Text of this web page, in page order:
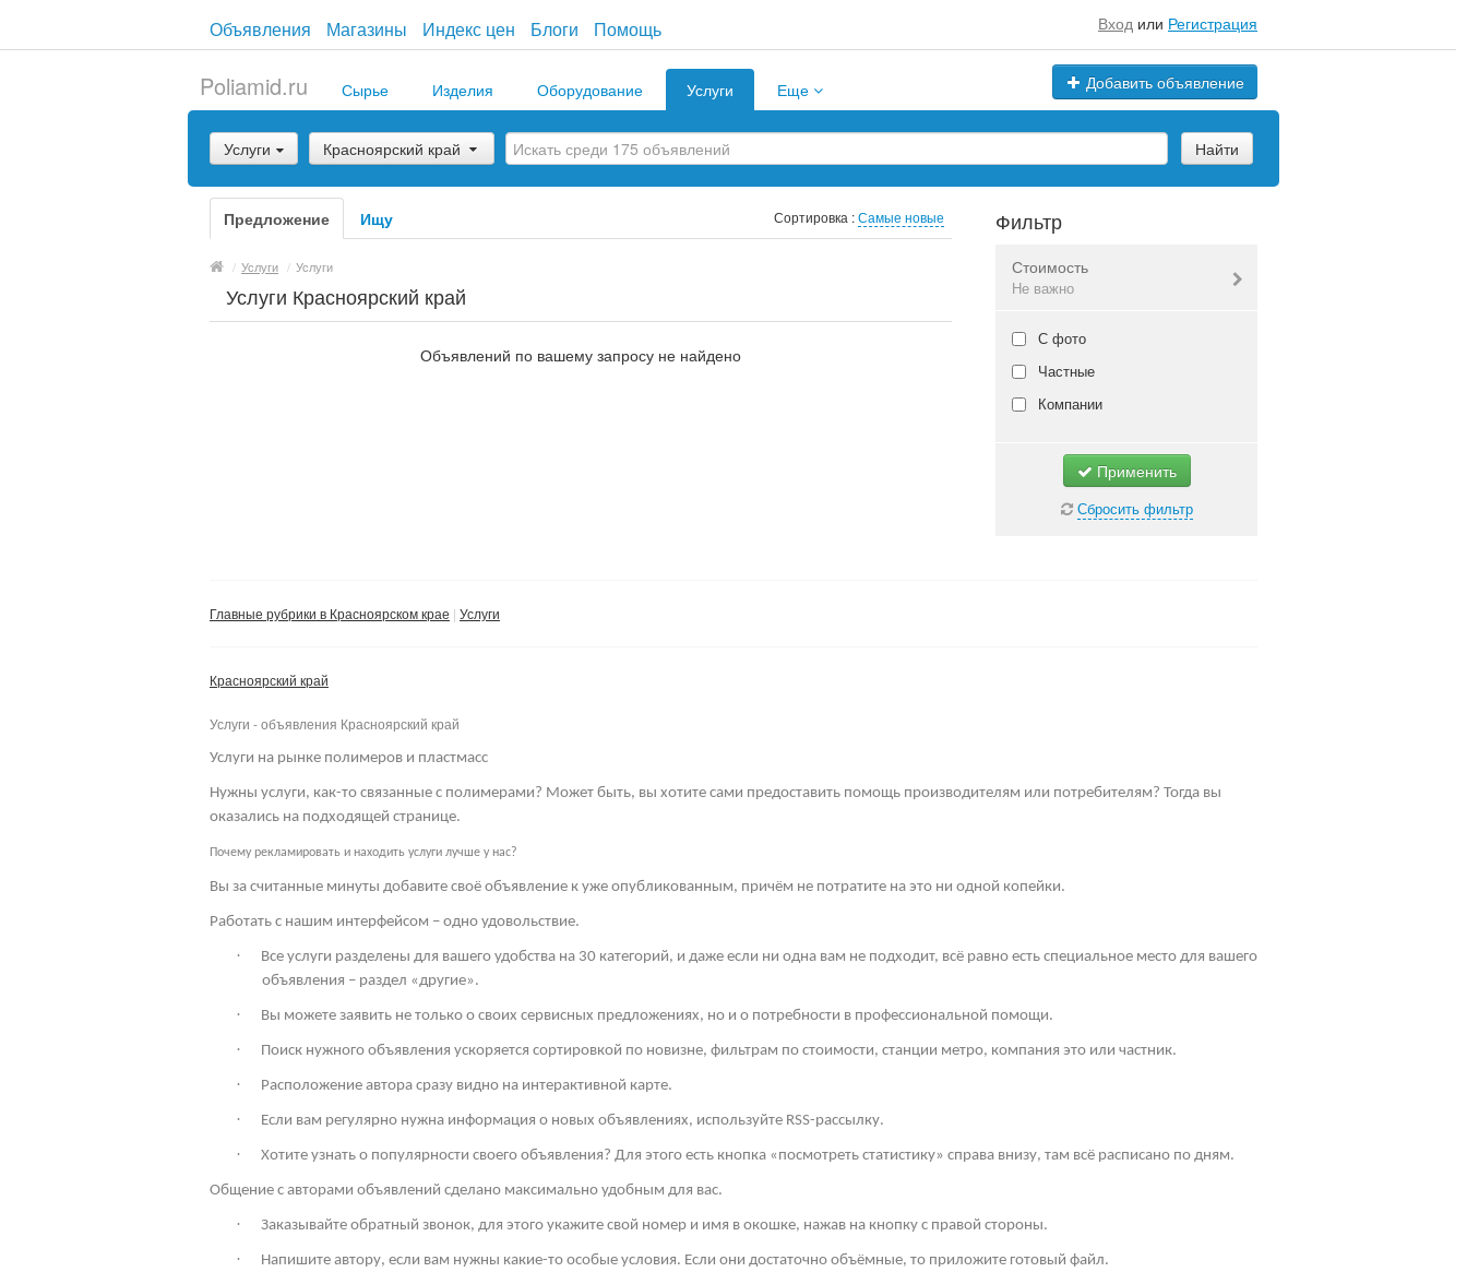
Объявления Магазины Индекс цен Блоги Помощь Вход или Регистрация
Добавить объявление
Poliamid.ru Сырье Изделия Оборудование Услуги Еще
Услуги Красноярский край Найти
Предложение Ищу Сортировка :Самые новые
/ Услуги / Услуги
Услуги Красноярский край
Объявлений по вашему запросу не найдено
Фильтр
Стоимость
Не важно
Валюта:руб.
С фото
Частные
Компании
Применить
Сбросить фильтр
Главные рубрики в Красноярском крае Услуги
Красноярский край
Услуги - объявления Красноярский край
Услуги на рынке полимеров и пластмасс
Нужны услуги, как-то связанные с полимерами? Может быть, вы хотите сами предоставить помощь производителям или потребителям? Тогда вы
оказались на подходящей странице.
Почему рекламировать и находить услуги лучше у нас?
Вы за считанные минуты добавите своё объявление к уже опубликованным, причём не потратите на это ни одной копейки.
Работать с нашим интерфейсом – одно удовольствие.
·
Все услуги разделены для вашего удобства на 30 категорий, и даже если ни одна вам не подходит, всё равно есть специальное место для вашего
объявления – раздел «другие».
· Вы можете заявить не только о своих сервисных предложениях, но и о потребности в профессиональной помощи.
· Поиск нужного объявления ускоряется сортировкой по новизне, фильтрам по стоимости, станции метро, компания это или частник.
· Расположение автора сразу видно на интерактивной карте.
· Если вам регулярно нужна информация о новых объявлениях, используйте RSS-рассылку.
· Хотите узнать о популярности своего объявления? Для этого есть кнопка «посмотреть статистику» справа внизу, там всё расписано по дням.
Общение с авторами объявлений сделано максимально удобным для вас.
· Заказывайте обратный звонок, для этого укажите свой номер и имя в окошке, нажав на кнопку с правой стороны.
· Напишите автору, если вам нужны какие-то особые условия. Если они достаточно объёмные, то приложите готовый файл.